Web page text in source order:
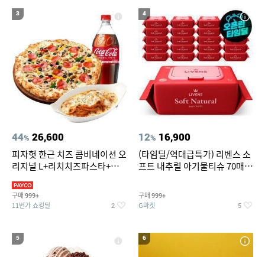
3
44% 26,600
피자헛 한근 치즈 콤비네이션 오
리지널 L+리치치즈파스타+콜
구매 999+
11번가 쇼킹딜 2
4
12% 16,900
(타임딜/역대급특가) 리벤스 소
프트 내추럴 아기물티슈 70매
구매 999+
G마켓 5
5 6